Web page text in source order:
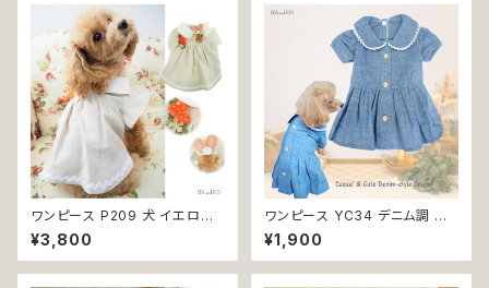
洋服 dog ドッグウェア ドッグウ
エア 女の子 小型犬 おしゃれ か
わいい 可愛い 透け感 コットン
返品交換不可
ッグウェア dog 犬 猫 ペット 服
犬服 猫服 犬の服 猫の服 オシャ
レ 小型犬 返品交換不可
ワンピース P209 犬 イエロー
ナチュラル 猫 ペット 服 犬服 犬
の服 犬洋服 犬の洋服 洋服 猫
服 猫の服 猫洋服 猫の洋服 do
¥3,800
ワンピース YC34 デニム調 紺
レース シンプル 女の子 春 夏
犬 犬服 小型 猫 服 洋服 ペット
dog ドッグウェア おしゃれ かわ
¥1,900